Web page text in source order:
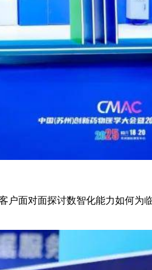
户面对面探讨数智化能力如何为